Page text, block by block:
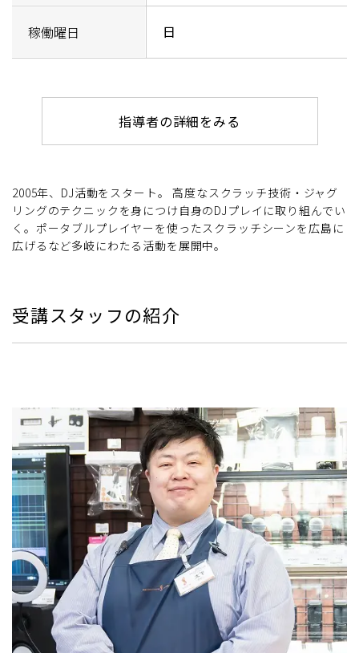
稼働曜日 日
指導者の詳細をみる
2005年、DJ活動をスタート。 高度なスクラッチ技術・ジャグ
リングのテクニックを身につけ自身のDJプレイに取り組んでい
く。ポータブルプレイヤーを使ったスクラッチシーンを広島に
広げるなど多岐にわたる活動を展開中。
受講スタッフの紹介